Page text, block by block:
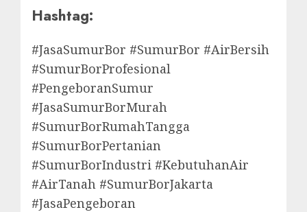
Hashtag:
#JasaSumurBor #SumurBor #AirBersih
#SumurBorProfesional
#PengeboranSumur
#JasaSumurBorMurah
#SumurBorRumahTangga
#SumurBorPertanian
#SumurBorIndustri #KebutuhanAir
#AirTanah #SumurBorJakarta
#JasaPengeboran